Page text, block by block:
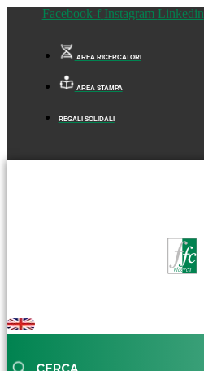
Facebook-f Instagram Linkedin
AREA RICERCATORI
AREA STAMPA
REGALI SOLIDALI